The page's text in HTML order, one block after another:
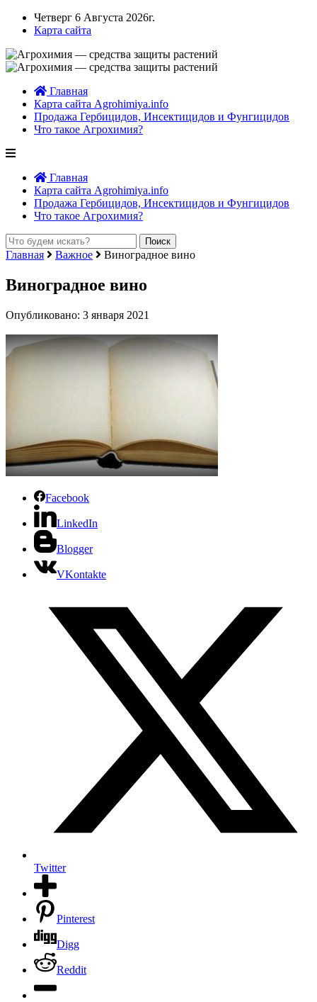
Четверг 6 Августа 2026г.
Карта сайта
Главная
Карта сайта Agrohimiya.info
Продажа Гербицидов, Инсектицидов и Фунгицидов
Что такое Агрохимия?
Главная
Карта сайта Agrohimiya.info
Продажа Гербицидов, Инсектицидов и Фунгицидов
Что такое Агрохимия?
Главная Важное Виноградное вино
Виноградное вино
Опубликовано: 3 января 2021
Facebook
LinkedIn
Blogger
VKontakte
Twitter
Pinterest
Digg
Reddit